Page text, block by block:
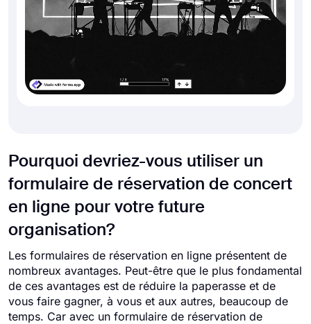
Pourquoi devriez-vous utiliser un
formulaire de réservation de concert
en ligne pour votre future
organisation?
Les formulaires de réservation en ligne présentent de
nombreux avantages. Peut-être que le plus fondamental
de ces avantages est de réduire la paperasse et de
vous faire gagner, à vous et aux autres, beaucoup de
temps. Car avec un formulaire de réservation de